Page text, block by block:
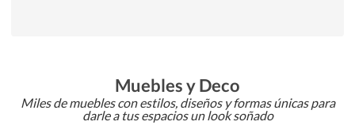
Muebles y Deco
Miles de muebles con estilos, diseños y formas únicas para
darle a tus espacios un look soñado